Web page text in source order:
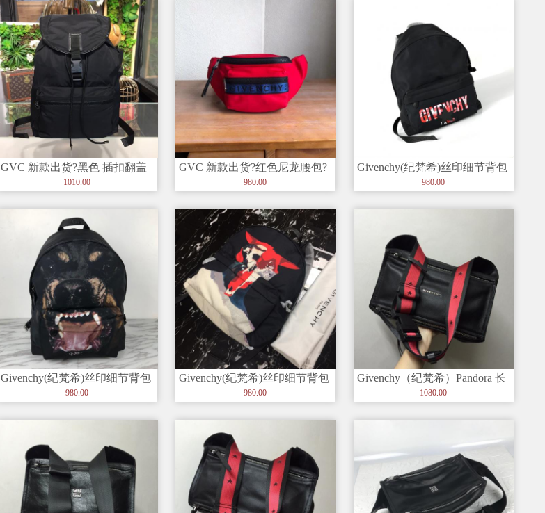
GVC 新款出货?黑色 插扣翻盖
背包?对比滚边，顶部有翻盖、
1010.00
GVC 新款出货?红色尼龙腰包?
配拉链主隔层，正面一个拉
980.00
Givenchy(纪梵希)丝印细节背包
顶部全皮手柄 可卸肩
980.00
Givenchy(纪梵希)丝印细节背包
顶部全皮手柄 可卸肩
980.00
Givenchy(纪梵希)丝印细节背包
顶部全皮手柄 可卸肩
980.00
Givenchy（纪梵希）Pandora 长
方形标志 银色五
1080.00